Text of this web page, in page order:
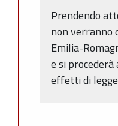
Prendendo
non verranno
Emilia-
e si
effetti di